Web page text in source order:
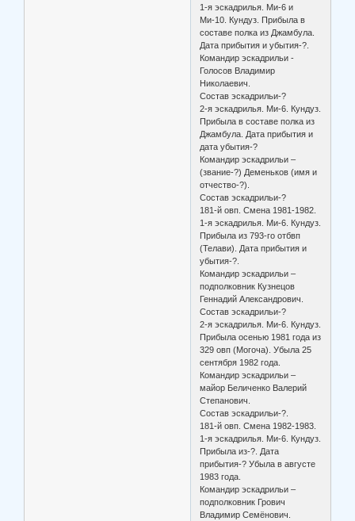
1-я эскадрилья. Ми-6 и
Ми-10. Кундуз. Прибыла в
составе полка из Джамбула.
Дата прибытия и убытия-?.
Командир эскадрильи -
Голосов Владимир
Николаевич.
Состав эскадрильи-?
2-я эскадрилья. Ми-6. Кундуз.
Прибыла в составе полка из
Джамбула. Дата прибытия и
дата убытия-?
Командир эскадрильи –
(звание-?) Деменьков (имя и
отчество-?).
Состав эскадрильи-?
181-й овп. Смена 1981-1982.
1-я эскадрилья. Ми-6. Кундуз.
Прибыла из 793-го отбвп
(Телави). Дата прибытия и
убытия-?.
Командир эскадрильи –
подполковник Кузнецов
Геннадий Александрович.
Состав эскадрильи-?
2-я эскадрилья. Ми-6. Кундуз.
Прибыла осенью 1981 года из
329 овп (Могоча). Убыла 25
сентября 1982 года.
Командир эскадрильи –
майор Беличенко Валерий
Степанович.
Состав эскадрильи-?.
181-й овп. Смена 1982-1983.
1-я эскадрилья. Ми-6. Кундуз.
Прибыла из-?. Дата
прибытия-? Убыла в августе
1983 года.
Командир эскадрильи –
подполковник Грович
Владимир Семёнович.